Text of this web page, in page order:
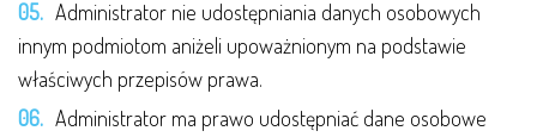
Administrator nie udostępniania danych osobowych
innym podmiotom aniżeli upoważnionym na podstawie
właściwych przepisów prawa.
Administrator ma prawo udostępniać dane osobowe